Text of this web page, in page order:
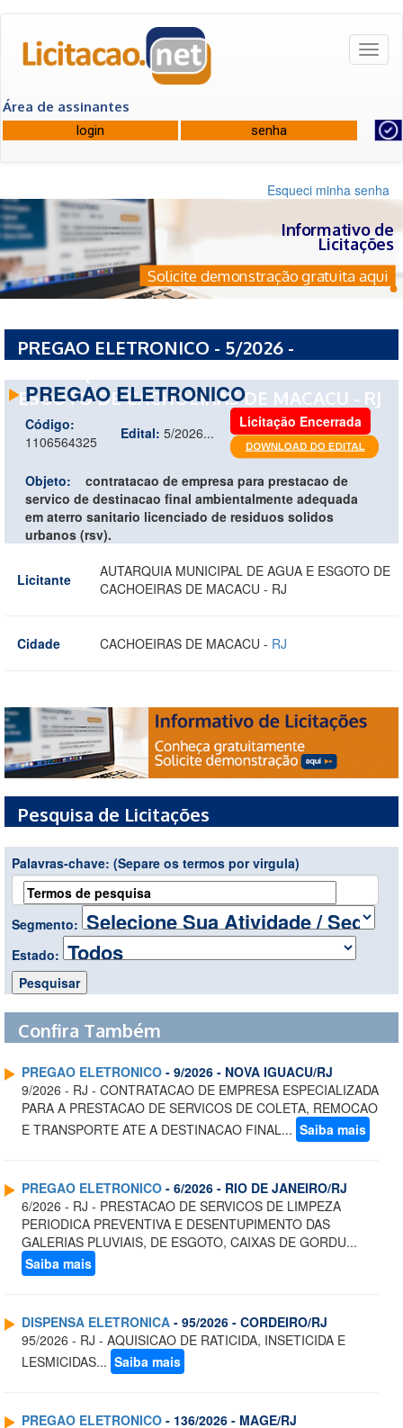
Área de assinantes
Esqueci minha senha
Informativo de
Licitações
Solicite demonstração gratuita aqui
PREGAO ELETRONICO - 5/2026 -
ESGOTO DE CACHOEIRAS DE MACACU - RJ
PREGAO ELETRONICO
Código:
1106564325
Edital: 5/2026...
Licitação Encerrada
Objeto:
contratacao de empresa para prestacao de
servico de destinacao final ambientalmente adequada
em aterro sanitario licenciado de residuos solidos
urbanos (rsv).
Licitante
AUTARQUIA MUNICIPAL DE AGUA E ESGOTO DE
CACHOEIRAS DE MACACU - RJ
Cidade CACHOEIRAS DE MACACU - RJ
Pesquisa de Licitações
Palavras-chave: (Separe os termos por virgula)
Segmento:
Estado:
Confira Também
PREGAO ELETRONICO - 9/2026 - NOVA IGUACU/RJ
9/2026 - RJ - CONTRATACAO DE EMPRESA ESPECIALIZADA
PARA A PRESTACAO DE SERVICOS DE COLETA, REMOCAO
E TRANSPORTE ATE A DESTINACAO FINAL... Saiba mais
PREGAO ELETRONICO - 6/2026 - RIO DE JANEIRO/RJ
6/2026 - RJ - PRESTACAO DE SERVICOS DE LIMPEZA
PERIODICA PREVENTIVA E DESENTUPIMENTO DAS
GALERIAS PLUVIAIS, DE ESGOTO, CAIXAS DE GORDU...
Saiba mais
DISPENSA ELETRONICA - 95/2026 - CORDEIRO/RJ
95/2026 - RJ - AQUISICAO DE RATICIDA, INSETICIDA E
LESMICIDAS... Saiba mais
PREGAO ELETRONICO - 136/2026 - MAGE/RJ